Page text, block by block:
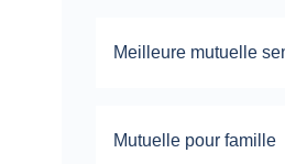
Meilleure mutuelle
Mutuelle pour famille